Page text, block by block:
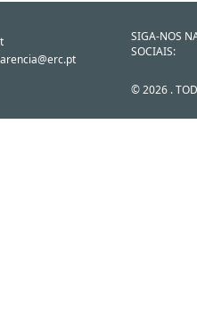
SIGA-NOS
SOCIAIS:
© 2026 .